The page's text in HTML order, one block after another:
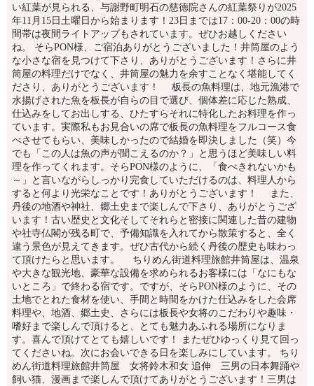
い紅葉が見られる、与謝野町明石の慈徳院さんの紅葉祭りが2025
年11月15日土曜日から始まります！23日までは17：00-20：00の時
間帯は夜間ライトアップもされています。ぜひお越しください
ね。 そらPON様、ご宿泊ありがとうございました！井筒屋のよう
な小さな宿を見つけて下さり、ありがとうございます！さらに井
筒屋の料理だけでなく、井筒屋の魅力を余すことなく堪能してく
ださり、ありがとうございます！ 板長の魚料理は、地元漁港で
水揚げされた魚を板長が自らの目で選び、個体差に応じた熟成、
仕込みをしてお出しする、ひたすらそれに特化したお料理を作っ
ています。実際私もお見合いの席で板長の魚料理をフルコース食
べさせてもらい、美味しかったので結婚を即決しました（笑）今
でも「この人は魚の声が聞こえるのか？」と思うほど美味しい料
理を作ってくれます。そらPON様のように、「食べきれないかも
～」と言いながらしっかり完食していただけるのは、料理人から
すると何より光栄なことです！ありがとうございます！ また、
丹後の地酒や神社、郷土史まで楽しんで下さり、ありがとうござ
います！古い歴史と文化そしてそれらと密接に関連した昔の建物
や社寺仏閣が残る町で、予備知識を入れてから散策すると、全く
違う景色が見えてきます。ぜひ古代から続く丹後の歴史も味わっ
て頂けたらと思います。 ちりめん街道料理旅館井筒屋は、温泉
や大きな観光地、豪華な設備を求められるお客様には「なにもな
いところ」で終わる宿です。ですが、そらPON様のように、その
土地でとれた食材を使い、手間と時間をかけた仕込みをした会席
料理や、地酒、郷土史、さらには板長や女将のこだわりや趣味・
嗜好まで楽しんで頂けると、とても魅力あふれる場所になりま
す。喜んで頂けてとても嬉しいです！ またぜひゆっくり見て回っ
てくださいね。次にお会いできる日を楽しみにしています。 ちり
めん街道料理旅館井筒屋 女将鈴木和女 追伸 三男の日本舞踊や
飼い猫、漫画まで楽しんで頂けてありがとうございます！三男は